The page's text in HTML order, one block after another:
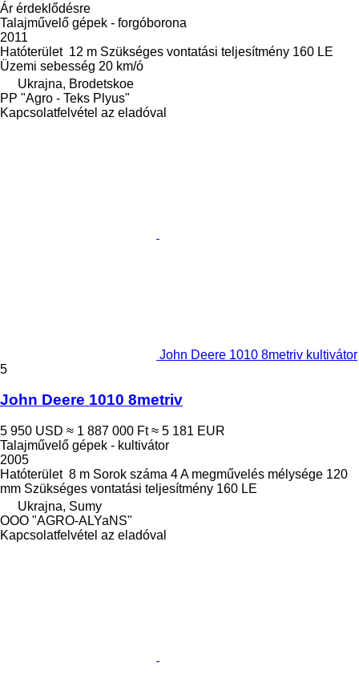
Ár érdeklődésre
Talajművelő gépek - forgóborona
2011
Hatóterület 12 m Szükséges vontatási teljesítmény 160 LE
Üzemi sebesség 20 km/ó
Ukrajna, Brodetskoe
PP "Agro - Teks Plyus"
Kapcsolatfelvétel az eladóval
John Deere 1010 8metriv kultivátor
5
John Deere 1010 8metriv
5 950 USD ≈ 1 887 000 Ft ≈ 5 181 EUR
Talajművelő gépek - kultivátor
2005
Hatóterület 8 m Sorok száma 4A megművelés mélysége 120
mm Szükséges vontatási teljesítmény 160 LE
Ukrajna, Sumy
OOO "AGRO-ALYaNS"
Kapcsolatfelvétel az eladóval